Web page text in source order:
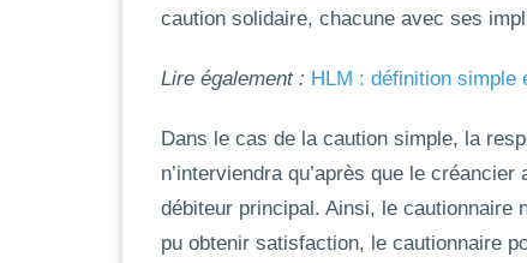
caution solidaire, chacune avec ses
Lire également : HLM : définition simple
Dans le cas de la caution simple, la
n’interviendra qu’après que le
débiteur principal. Ainsi, le cautionnaire
pu obtenir satisfaction, le cautionnaire